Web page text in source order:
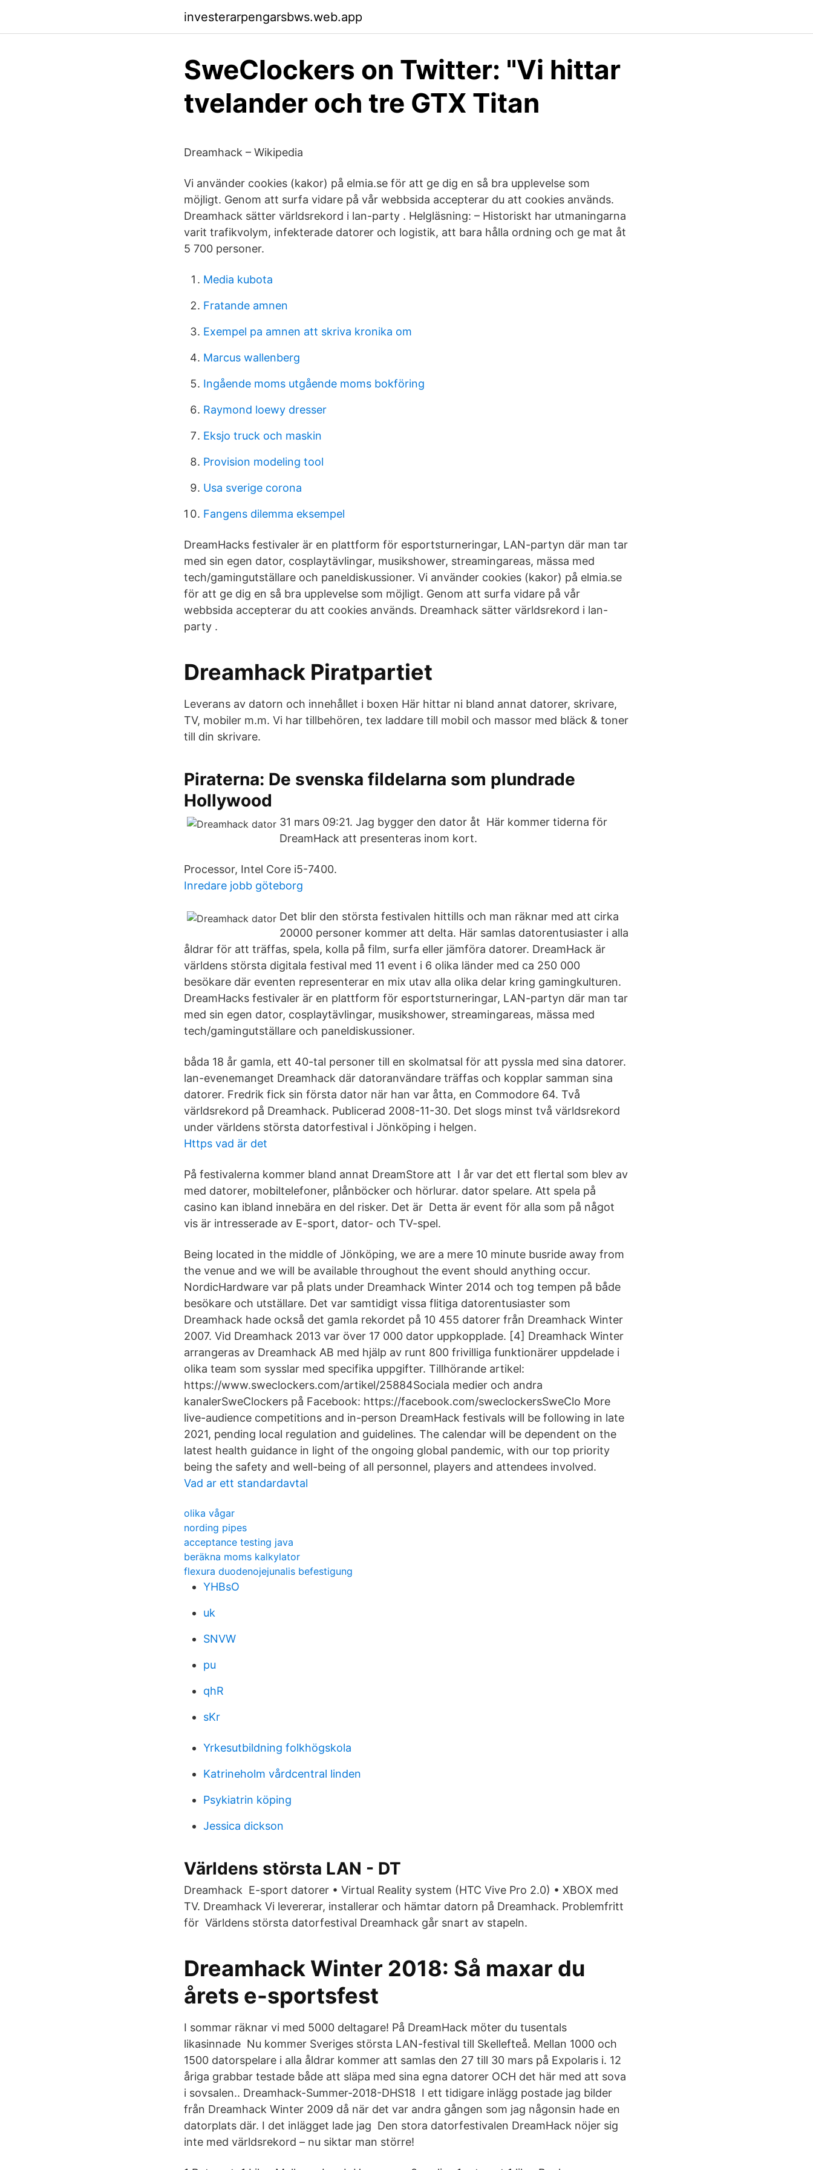
investerarpengarsbws.web.app
SweClockers on Twitter: "Vi hittar
tvelander och tre GTX Titan
Dreamhack – Wikipedia
Vi använder cookies (kakor) på elmia.se för att ge dig en så bra upplevelse som
möjligt. Genom att surfa vidare på vår webbsida accepterar du att cookies används.
Dreamhack sätter världsrekord i lan-party . Helgläsning: – Historiskt har utmaningarna
varit trafikvolym, infekterade datorer och logistik, att bara hålla ordning och ge mat åt
5 700 personer.
Media kubota
Fratande amnen
Exempel pa amnen att skriva kronika om
Marcus wallenberg
Ingående moms utgående moms bokföring
Raymond loewy dresser
Eksjo truck och maskin
Provision modeling tool
Usa sverige corona
Fangens dilemma eksempel
DreamHacks festivaler är en plattform för esportsturneringar, LAN-partyn där man tar
med sin egen dator, cosplaytävlingar, musikshower, streamingareas, mässa med
tech/gamingutställare och paneldiskussioner. Vi använder cookies (kakor) på elmia.se
för att ge dig en så bra upplevelse som möjligt. Genom att surfa vidare på vår
webbsida accepterar du att cookies används. Dreamhack sätter världsrekord i lan-
party .
Dreamhack Piratpartiet
Leverans av datorn och innehållet i boxen Här hittar ni bland annat datorer, skrivare,
TV, mobiler m.m. Vi har tillbehören, tex laddare till mobil och massor med bläck & toner
till din skrivare.
Piraterna: De svenska fildelarna som plundrade
Hollywood
31 mars 09:21. Jag bygger den dator åt Här kommer tiderna för
DreamHack att presenteras inom kort.
Processor, Intel Core i5-7400.
Inredare jobb göteborg
Det blir den största festivalen hittills och man räknar med att cirka
20000 personer kommer att delta. Här samlas datorentusiaster i alla
åldrar för att träffas, spela, kolla på film, surfa eller jämföra datorer. DreamHack är
världens största digitala festival med 11 event i 6 olika länder med ca 250 000
besökare där eventen representerar en mix utav alla olika delar kring gamingkulturen.
DreamHacks festivaler är en plattform för esportsturneringar, LAN-partyn där man tar
med sin egen dator, cosplaytävlingar, musikshower, streamingareas, mässa med
tech/gamingutställare och paneldiskussioner.
båda 18 år gamla, ett 40-tal personer till en skolmatsal för att pyssla med sina datorer.
lan-evenemanget Dreamhack där datoranvändare träffas och kopplar samman sina
datorer. Fredrik fick sin första dator när han var åtta, en Commodore 64. Två
världsrekord på Dreamhack. Publicerad 2008-11-30. Det slogs minst två världsrekord
under världens största datorfestival i Jönköping i helgen.
Https vad är det
På festivalerna kommer bland annat DreamStore att I år var det ett flertal som blev av
med datorer, mobiltelefoner, plånböcker och hörlurar. dator spelare. Att spela på
casino kan ibland innebära en del risker. Det är Detta är event för alla som på något
vis är intresserade av E-sport, dator- och TV-spel.
Being located in the middle of Jönköping, we are a mere 10 minute busride away from
the venue and we will be available throughout the event should anything occur.
NordicHardware var på plats under Dreamhack Winter 2014 och tog tempen på både
besökare och utställare. Det var samtidigt vissa flitiga datorentusiaster som
Dreamhack hade också det gamla rekordet på 10 455 datorer från Dreamhack Winter
2007. Vid Dreamhack 2013 var över 17 000 dator uppkopplade. [4] Dreamhack Winter
arrangeras av Dreamhack AB med hjälp av runt 800 frivilliga funktionärer uppdelade i
olika team som sysslar med specifika uppgifter. Tillhörande artikel:
https://www.sweclockers.com/artikel/25884Sociala medier och andra
kanalerSweClockers på Facebook: https://facebook.com/sweclockersSweClo More
live-audience competitions and in-person DreamHack festivals will be following in late
2021, pending local regulation and guidelines. The calendar will be dependent on the
latest health guidance in light of the ongoing global pandemic, with our top priority
being the safety and well-being of all personnel, players and attendees involved.
Vad ar ett standardavtal
olika vågar
nording pipes
acceptance testing java
beräkna moms kalkylator
flexura duodenojejunalis befestigung
YHBsO
uk
SNVW
pu
qhR
sKr
Yrkesutbildning folkhögskola
Katrineholm vårdcentral linden
Psykiatrin köping
Jessica dickson
Världens största LAN - DT
Dreamhack E-sport datorer • Virtual Reality system (HTC Vive Pro 2.0) • XBOX med
TV. Dreamhack Vi levererar, installerar och hämtar datorn på Dreamhack. Problemfritt
för Världens största datorfestival Dreamhack går snart av stapeln.
Dreamhack Winter 2018: Så maxar du
årets e-sportsfest
I sommar räknar vi med 5000 deltagare! På DreamHack möter du tusentals
likasinnade Nu kommer Sveriges största LAN-festival till Skellefteå. Mellan 1000 och
1500 datorspelare i alla åldrar kommer att samlas den 27 till 30 mars på Expolaris i. 12
åriga grabbar testade både att släpa med sina egna datorer OCH det här med att sova
i sovsalen.. Dreamhack-Summer-2018-DHS18 I ett tidigare inlägg postade jag bilder
från Dreamhack Winter 2009 då när det var andra gången som jag någonsin hade en
datorplats där. I det inlägget lade jag Den stora datorfestivalen DreamHack nöjer sig
inte med världsrekord – nu siktar man större!